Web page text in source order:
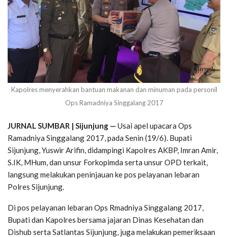
Kapolres menyerahkan bantuan makanan dan minuman pada personil
Ops Ramadniya Singgalang 2017
JURNAL SUMBAR | Sijunjung — Usai apel upacara Ops
Ramadniya Singgalang 2017, pada Senin (19/6). Bupati
Sijunjung, Yuswir Arifin, didampingi Kapolres AKBP, Imran Amir,
S.IK, MHum, dan unsur Forkopimda serta unsur OPD terkait,
langsung melakukan peninjauan ke pos pelayanan lebaran
Polres Sijunjung.
Di pos pelayanan lebaran Ops Rmadniya Singgalang 2017,
Bupati dan Kapolres bersama jajaran Dinas Kesehatan dan
Dishub serta Satlantas Sijunjung, juga melakukan pemeriksaan